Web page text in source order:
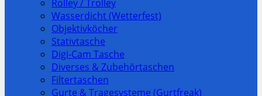
Rolley / Trolley
Wasserdicht (Wetterfest)
Objektivköcher
Stativtasche
Digi-Cam Tasche
Diverses & Zubehörtaschen
Filtertaschen
Gurte & Tragesysteme (Gurtfreak)